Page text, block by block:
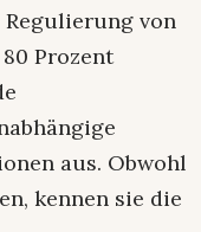
von
Prozent
aus. Obwohl
kennen sie die